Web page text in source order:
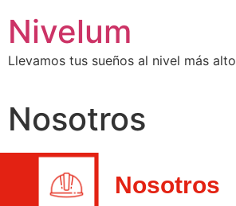
Nivelum
Llevamos tus sueños al nivel más alto
Nosotros
Nosotros